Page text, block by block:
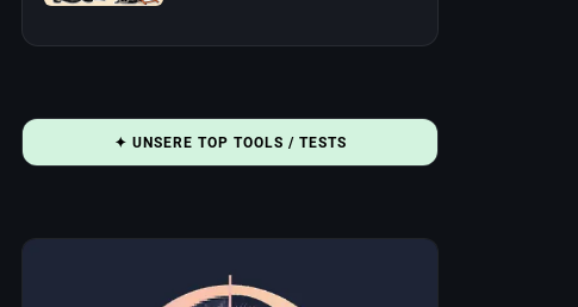
✦ UNSERE TOP TOOLS / TESTS